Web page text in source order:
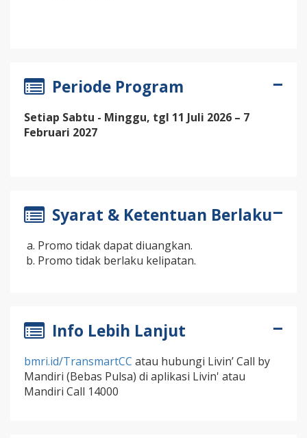
Periode Program
Setiap Sabtu - Minggu, tgl 11 Juli 2026 – 7
Februari 2027
Syarat & Ketentuan Berlaku
Promo tidak dapat diuangkan.
Promo tidak berlaku kelipatan.
Info Lebih Lanjut
bmri.id/TransmartCC atau hubungi Livin’ Call by
Mandiri (Bebas Pulsa) di aplikasi Livin' atau
Mandiri Call 14000